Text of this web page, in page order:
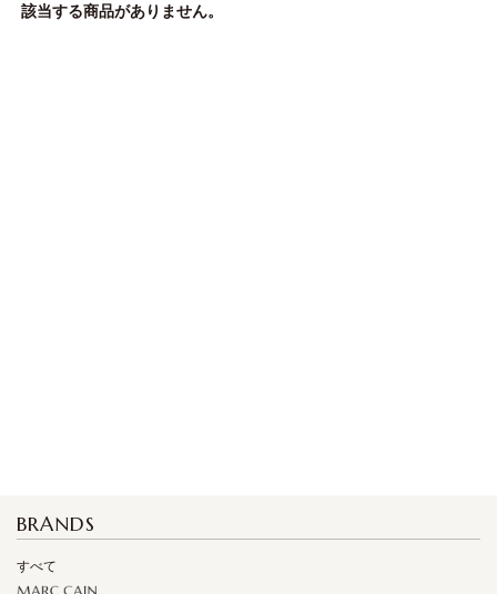
該当する商品がありません。
BRANDS
すべて